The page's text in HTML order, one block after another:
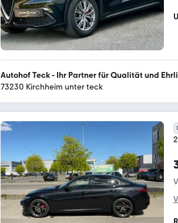
Autohof Teck - Ihr Partner für Qualität und
73230 Kirchheim unter teck